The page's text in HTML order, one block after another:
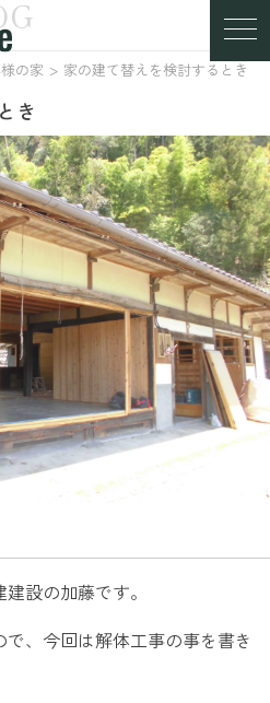
の家 家の建て替えを検討するとき
き
設の加藤です。
、今回は解体工事の事を書き